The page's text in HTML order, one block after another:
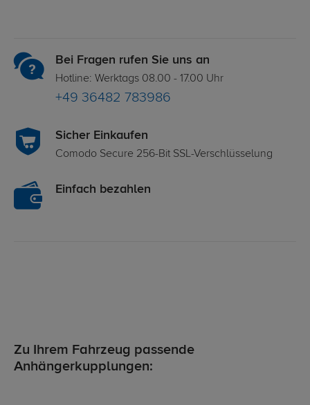
Bei Fragen rufen Sie uns an
Hotline: Werktags 08.00 - 17.00 Uhr
+49 36482 783986
Sicher Einkaufen
Comodo Secure 256-Bit SSL-Verschlüsselung
Einfach bezahlen
Zu Ihrem Fahrzeug passende
Anhängerkupplungen: